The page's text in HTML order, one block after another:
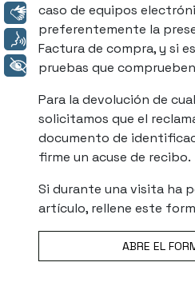
caso de equipos
preferentemente la
Factura de compra, y si
pruebas que
Para la devolución de
solicitamos que el
documento de
firme un acuse de recibo.
Si durante una visita ha
artículo, rellene este
ABRE EL
Libras
Voz
+ Acessibilidade